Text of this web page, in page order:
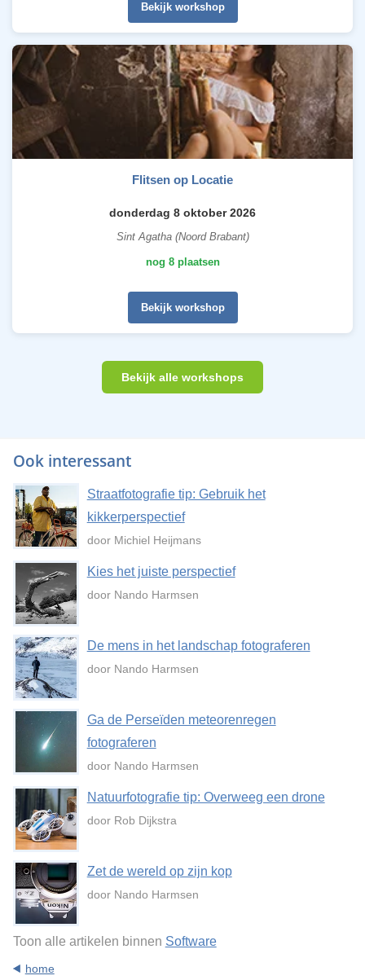
Bekijk workshop
Flitsen op Locatie
donderdag 8 oktober 2026
Sint Agatha (Noord Brabant)
nog 8 plaatsen
Bekijk workshop
Bekijk alle workshops
Ook interessant
Straatfotografie tip: Gebruik het
kikkerperspectief
door Michiel Heijmans
Kies het juiste perspectief
door Nando Harmsen
De mens in het landschap fotograferen
door Nando Harmsen
Ga de Perseïden meteorenregen
fotograferen
door Nando Harmsen
Natuurfotografie tip: Overweeg een drone
door Rob Dijkstra
Zet de wereld op zijn kop
door Nando Harmsen
Toon alle artikelen binnen Software
home